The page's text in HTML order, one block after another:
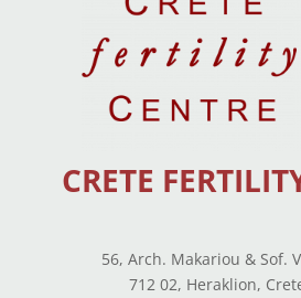
CRETE
56, Arch. Makariou & Sof.
712 02, Heraklion,